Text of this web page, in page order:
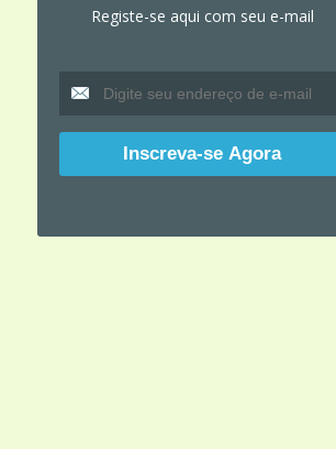
Registe-se aqui com seu e-mail